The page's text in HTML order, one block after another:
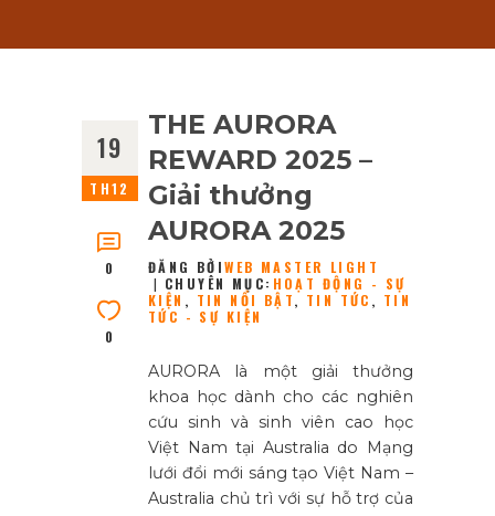
19
TH12
0
0
THE AURORA
REWARD 2025 –
Giải thưởng
AURORA 2025
ĐĂNG BỞIWEB MASTER LIGHT
CHUYÊN MỤC: HOẠT ĐỘNG - SỰ
KIỆN , TIN NỔI BẬT, TIN TỨC , TIN
TỨC - SỰ KIỆN
AURORA là một giải thưởng
khoa học dành cho các nghiên
cứu sinh và sinh viên cao học
Việt Nam tại Australia do Mạng
lưới đổi mới sáng tạo Việt Nam –
Australia chủ trì với sự hỗ trợ của